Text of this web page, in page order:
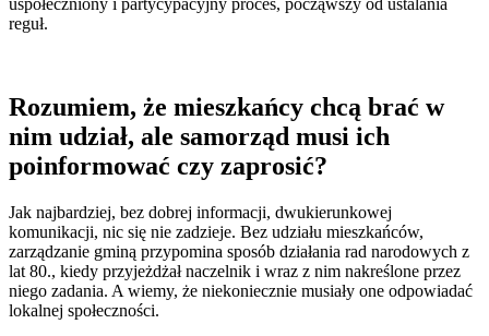
uspołeczniony i partycypacyjny proces, począwszy od ustalania
reguł.
Rozumiem, że mieszkańcy chcą brać w
nim udział, ale samorząd musi ich
poinformować czy zaprosić?
Jak najbardziej, bez dobrej informacji, dwukierunkowej
komunikacji, nic się nie zadzieje. Bez udziału mieszkańców,
zarządzanie gminą przypomina sposób działania rad narodowych z
lat 80., kiedy przyjeżdżał naczelnik i wraz z nim nakreślone przez
niego zadania. A wiemy, że niekoniecznie musiały one odpowiadać
lokalnej społeczności.